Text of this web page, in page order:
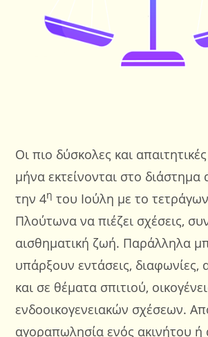
Οι πιο δύσκολες και
μήνα εκτείνονται στο διάστημα
την 4η του Ιούλη με το
Πλούτωνα να πιέζει σχέσεις,
αισθηματική ζωή. Παράλληλα
υπάρξουν εντάσεις, διαφωνίες,
και σε θέματα σπιτιού,
ενδοοικογενειακών σχέσεων.
αγοραπωλησία ενός ακινήτου ή